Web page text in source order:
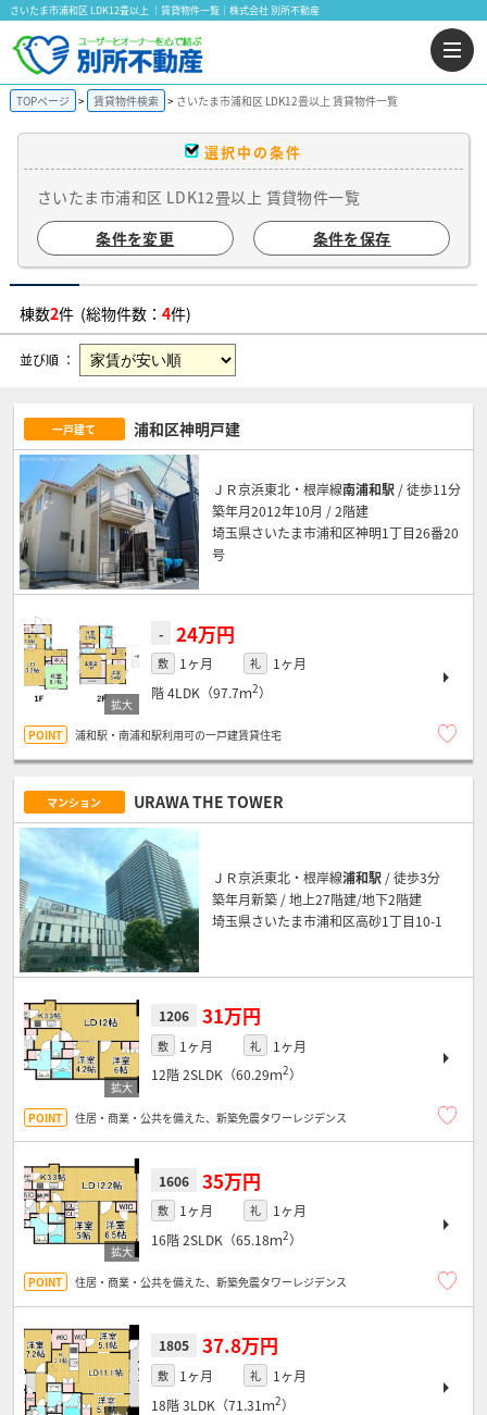
さいたま市浦和区 LDK12畳以上 ｜賃貸物件一覧｜株式会社 別所不動産
TOPページ 賃貸物件検索 さいたま市浦和区 LDK12畳以上 賃貸物件一覧
選択中の条件
さいたま市浦和区 LDK12畳以上 賃貸物件一覧
条件を変更
条件を保存
棟数2件 (総物件数： 4件)
並び順 ：
一戸建て 浦和区神明戸建
ＪＲ京浜東北・根岸線南浦和駅 / 徒歩11分
築年月2012年10月 / 2階建
埼玉県さいたま市浦和区神明1丁目26番20
号
- 24万円
敷 1ヶ月 礼
1ヶ月
階4LDK（97.7ｍ2）
浦和駅・南浦和駅利用可の一戸建賃貸住宅
マンション URAWA THE TOWER
ＪＲ京浜東北・根岸線浦和駅 / 徒歩3分
築年月新築 / 地上27階建/地下2階建
埼玉県さいたま市浦和区高砂1丁目10-1
1206 31万円
敷 1ヶ月 礼
1ヶ月
12階2SLDK（60.29ｍ2）
住居・商業・公共を備えた、新築免震タワーレジデンス
1606 35万円
敷 1ヶ月 礼
1ヶ月
16階2SLDK（65.18ｍ2）
住居・商業・公共を備えた、新築免震タワーレジデンス
1805 37.8万円
敷 1ヶ月 礼
1ヶ月
18階3LDK（71.31ｍ2）